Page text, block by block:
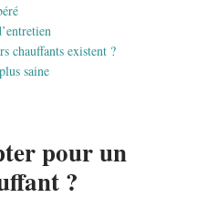
chauffants existent ?
saine
pour un
?